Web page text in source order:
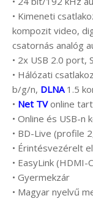
• Kimeneti
kompozit video,
csatornás analóg
• 2x USB 2.0 port,
• Hálózati
b/g/n, DLNA1.5
• Net TVonline
• Online és USB-
• BD-Live (profile
• Érintésvezérelt
• EasyLink
• Gyermekzár
• Magyar nyelvű